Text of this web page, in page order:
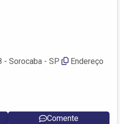
- Sorocaba - SP
Endereço
Comente